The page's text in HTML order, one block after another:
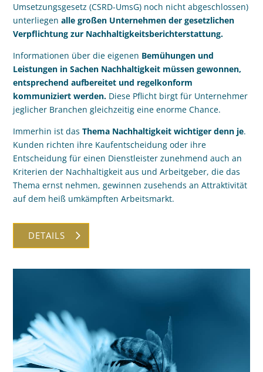
Umsetzungsgesetz (CSRD-UmsG) noch nicht abgeschlossen)
unterliegenalle großen Unternehmen der gesetzlichen
Verpflichtung zur Nach­haltigkeits­bericht­erstattung.
Informationen über die eigenen Bemühungen und
Leistungen in Sachen Nachhaltigkeit müssen gewonnen,
entsprechend aufbereitet und regelkonform
kommuniziert werden. Diese Pflicht birgt für Unternehmer
jeglicher Branchen gleichzeitig eine enorme Chance.
Immerhin ist dasThema Nachhaltigkeit wichtiger denn je.
Kunden richten ihre Kaufentscheidung oder ihre
Entscheidung für einen Dienstleister zunehmend auch an
Kriterien der Nachhaltigkeit aus und Arbeitgeber, die das
Thema ernst nehmen, gewinnen zusehends an Attraktivität
auf dem heiß umkämpften Arbeitsmarkt.
DETAILS